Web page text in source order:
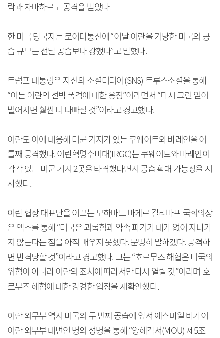
락과 차바하르도 공격을 받았다.
한 미국 당국자는 로이터통신에 “이날 이란을 겨냥한 미국의 공
습 규모는 전날 공습보다 강했다”고 말했다.
트럼프 대통령은 자신의 소셜미디어(SNS) 트루스소셜을 통해
“이는 이란의 선박 폭격에 대한 응징”이라면서 “다시 그런 일이
벌어지면 훨씬 더 나빠질 것”이라고 경고했다.
이란도 이에 대응해 미군 기지가 있는 쿠웨이트와 바레인을 이
틀째 공격했다. 이란혁명수비대(IRGC)는 쿠웨이트와 바레인이
각각 있는 미군 기지 2곳을 타격했다면서 공습 확대 가능성을 시
사했다.
이란 협상 대표단을 이끄는 모하마드 바게르 갈리바프 국회의장
은 엑스를 통해 “미국은 괴롭힘과 약속 파기가 대가 없이 지나가
지 않는다는 점을 아직 배우지 못했다. 분명히 말하겠다. 공격하
면 반격당할 것”이라고 경고했다. 그는 “호르무즈 해협은 미국의
위협이 아니라 이란의 조치에 따라서만 다시 열릴 것”이라며 호
르무즈 해협에 대한 강경한 입장을 재확인했다.
이란 외무부 역시 미국의 두 번째 공습에 앞서 에스마일 바가이
이란 외무부 대변인 명의 성명을 통해 “양해각서(MOU) 제5조